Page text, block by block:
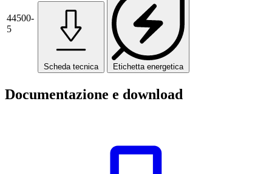
44500-
5
Scheda tecnica Etichetta energetica
Documentazione e download